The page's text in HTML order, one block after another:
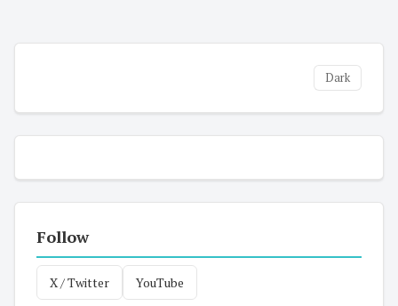
Dark
Follow
X / Twitter YouTube